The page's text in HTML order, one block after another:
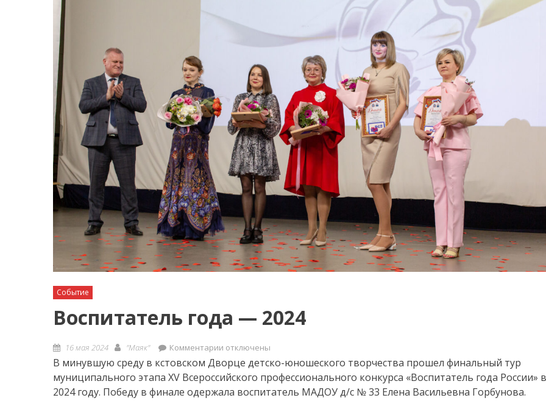
Событие
Воспитатель года — 2024
Posted
on
16 мая 2024 Author
"Маяк" Комментарии к
записи
Воспитатель
года
отключены
В минувшую среду в кстовском Дворце детско-юношеского творчества прошел финальный тур
муниципального этапа XV Всероссийского профессионального конкурса «Воспитатель года России» в
2024 году. Победу в финале одержала воспитатель МАДОУ д/с № 33 Елена Васильевна Горбунова.